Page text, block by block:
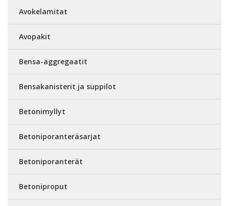
Avokelamitat
Avopakit
Bensa-aggregaatit
Bensakanisterit ja suppilot
Betonimyllyt
Betoniporanteräsarjat
Betoniporanterät
Betoniproput